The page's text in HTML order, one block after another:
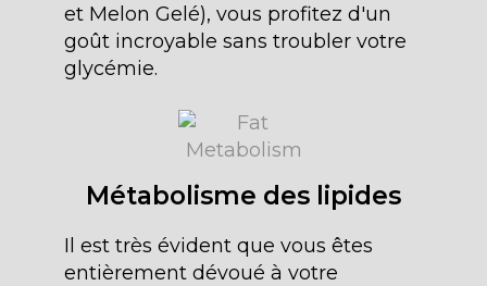
et Melon Gelé), vous profitez d'un
goût incroyable sans troubler votre
glycémie.
Métabolisme des lipides
Il est très évident que vous êtes
entièrement dévoué à votre